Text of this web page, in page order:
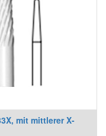
mit mittlerer X-